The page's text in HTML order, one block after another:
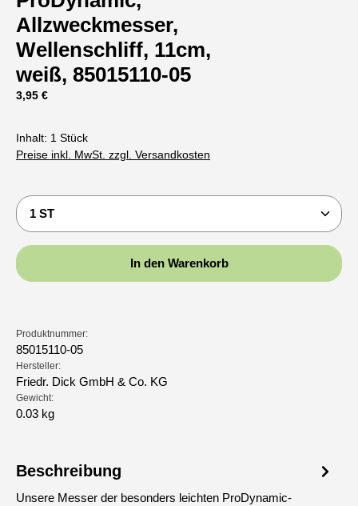
Allzweckmesser,
Wellenschliff, 11cm,
weiß, 85015110-05
Regulärer Preis:
3,95 €
Inhalt: 1 Stück
Preise inkl. MwSt. zzgl. Versandkosten
Produkt Anzahl: Gib den gewünschten Wert ein
In den Warenkorb
Produktnummer:
85015110-05
Hersteller:
Friedr. Dick GmbH & Co. KG
Gewicht:
0.03 kg
Beschreibung
Unsere Messer der besonders leichten ProDynamic-